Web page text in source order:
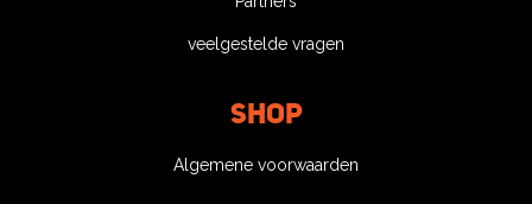
veelgestelde vragen
Shop
Algemene voorwaarden